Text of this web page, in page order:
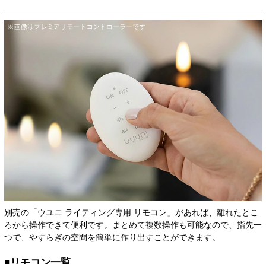
別売の「ウユニ ライティング専用 リモコン」があれば、離れたとこ
ろから操作できて便利です。まとめて複数操作も可能なので、指先一
つで、やすらぎの空間を簡単に作り出すことができます。